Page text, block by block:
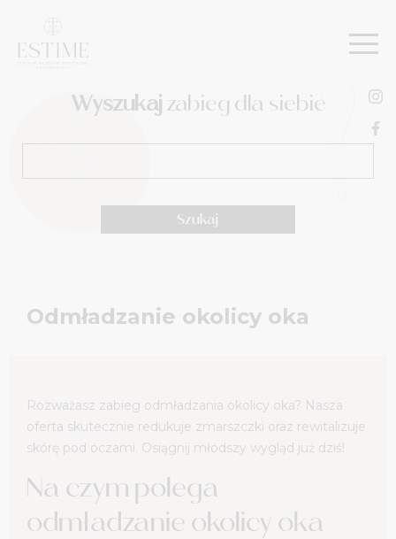
OFERTA
Wyszukajzabieg dla siebie
Odmładzanie okolicy oka
Rozważasz zabieg odmładzania okolicy oka? Nasza
oferta skutecznie redukuje zmarszczki oraz rewitalizuje
skórę pod oczami. Osiągnij młodszy wygląd już dziś!
Na czym polega
odmładzanie okolicy oka